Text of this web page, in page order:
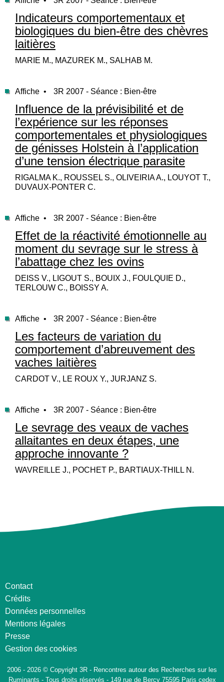
Indicateurs comportementaux et
biologiques du bien-être des chèvres
laitières
MARIE M., MAZUREK M., SALHAB M.
Affiche • 3R 2007 - Séance : Bien-être
Influence de la prévisibilité et de
l’expérience sur les réponses
comportementales et physiologiques
de génisses Holstein à l’application
d’une tension électrique parasite
RIGALMA K., ROUSSEL S., OLIVEIRIA A., LOUYOT T.,
DUVAUX-PONTER C.
Affiche • 3R 2007 - Séance : Bien-être
Effet de la réactivité émotionnelle au
moment du sevrage sur le stress à
l’abattage chez les ovins
DEISS V., LIGOUT S., BOUIX J., FOULQUIE D.,
TERLOUW C., BOISSY A.
Affiche • 3R 2007 - Séance : Bien-être
Les facteurs de variation du
comportement d’abreuvement des
vaches laitières
CARDOT V., LE ROUX Y., JURJANZ S.
Affiche • 3R 2007 - Séance : Bien-être
Le sevrage des veaux de vaches
allaitantes en deux étapes, une
approche innovante ?
WAVREILLE J., POCHET P., BARTIAUX-THILL N.
Contact
Crédits
Données personnelles
Mentions légales
Presse
Gestion des cookies
2006 - 2026 © Copyright 3R - Rencontres autour des Recherches sur les
Ruminants - Tous droits réservés - 149 rue de Bercy 75595 Paris cedex